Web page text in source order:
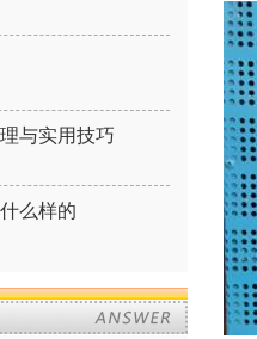
与实用技巧
么样的